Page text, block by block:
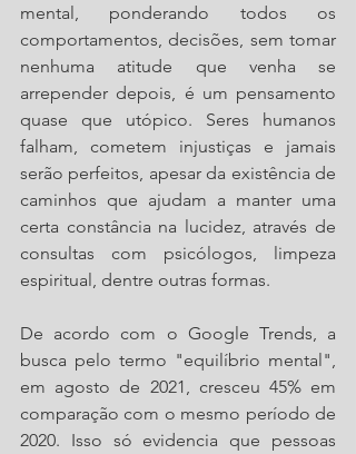
mental, ponderando todos os
comportamentos, decisões, sem tomar
nenhuma atitude que venha se
arrepender depois, é um pensamento
quase que utópico. Seres humanos
falham, cometem injustiças e jamais
serão perfeitos, apesar da existência de
caminhos que ajudam a manter uma
certa constância na lucidez, através de
consultas com psicólogos, limpeza
espiritual, dentre outras formas.
De acordo com o Google Trends, a
busca pelo termo "equilíbrio mental",
em agosto de 2021, cresceu 45% em
comparação com o mesmo período de
2020.
Isso só evidencia que pessoas